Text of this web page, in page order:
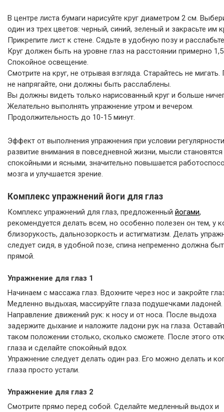
В центре листа бумаги нарисуйте круг диаметром 2 см.
один из трех цветов: черный, синий, зеленый и закрасьте им
Прикрепите лист к стене. Сядьте в удобную позу и
Круг должен быть на уровне глаз на расстоянии примерно
Спокойное освещение.
Смотрите на круг, не отрывая взгляда. Старайтесь не мигать.
не напрягайте, они должны быть расслаблены.
Вы должны видеть только нарисованный круг и больше
Желательно выполнять упражнение утром и вечером.
Продолжительность до 10-15 минут.
Эффект от выполнения упражнения при условии
развитие внимания в повседневной жизни, мысли становятся
спокойными и ясными, значительно повышается
мозга и улучшается зрение.
Комплекс упражнений йоги для глаз
Комплекс упражнений для глаз, предложенный йогами,
рекомендуется делать всем, но особенно полезен он тем, у
близорукость, дальнозоркость и астигматизм. Делать
следует сидя, в удобной позе, спина непременно должна
прямой.
Упражнение для глаз 1
Начинаем с массажа глаз. Вдохните через нос и закройте
Медленно выдыхая, массируйте глаза подушечками ладоней.
Направление движений рук: к носу и от носа. После выдоха
задержите дыхание и наложите ладони рук на глаза.
таком положении столько, сколько сможете. После этого
глаза и сделайте спокойный вдох.
Упражнение следует делать один раз. Его можно делать и
глаза просто устали.
Упражнение для глаз 2
Смотрите прямо перед собой. Сделайте медленный выдох и